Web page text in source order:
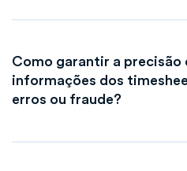
Como garantir a precisão
informações dos
erros ou fraude?